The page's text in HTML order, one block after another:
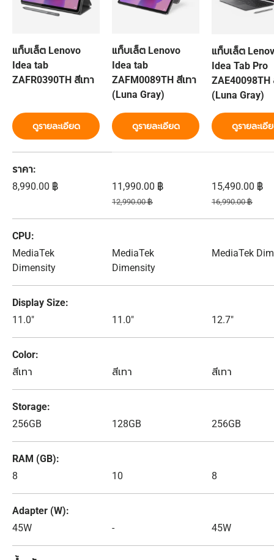
แท็บเล็ต Lenovo
Idea tab
ZAFR0390TH สีเทา
ดูรายละเอียด
แท็บเล็ต Lenovo
Idea tab
ZAFM0089TH สีเทา
(Luna Gray)
ดูรายละเอียด
แท็บเล็ต
Idea Tab Pro
ZAE40098TH
(Luna Gray)
ดูรายละเอี
ราคา
ราคาปกติ
8,990.00 ฿ ราคาส่วนลด
11,990.00 ฿
ราคาปกติ
12,990.00 ฿
ราคาส่วนลด
15,490.00 ฿
ราคาปกติ
16,990.00 ฿
CPU
MediaTek
Dimensity
MediaTek
Dimensity
MediaTek
Display Size
11.0"
11.0" 12.7"
Color
สีเทา
สีเทา สีเทา
Storage
256GB
128GB 256GB
RAM (GB)
8
10 8
Adapter (W)
45W
- 45W